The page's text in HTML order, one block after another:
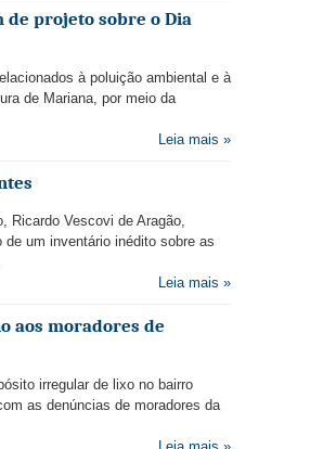
projeto sobre o Dia
à poluição ambiental e à
de Mariana, por meio da
Leia mais »
Ricardo Vescovi de Aragão,
um inventário inédito sobre as
Leia mais »
aos moradores de
irregular de lixo no bairro
as denúncias de moradores da